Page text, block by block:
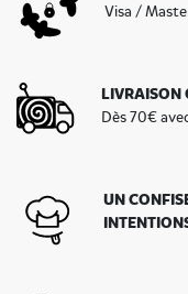
De nouvelles
notre catégorie
au cœur tendre,
rouleau, la
recettes, faites
livraison rapide à
Visa /
LIVRAISON
Dès 70€
UN